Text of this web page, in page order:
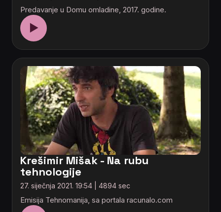
Predavanje u Domu omladine, 2017. godine.
▶
Krešimir Mišak - Na rubu
tehnologije
27. siječnja 2021. 19:54 | 4894 sec
Emisija Tehnomanija, sa portala racunalo.com